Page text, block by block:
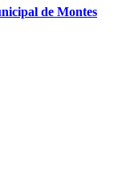
de Montes